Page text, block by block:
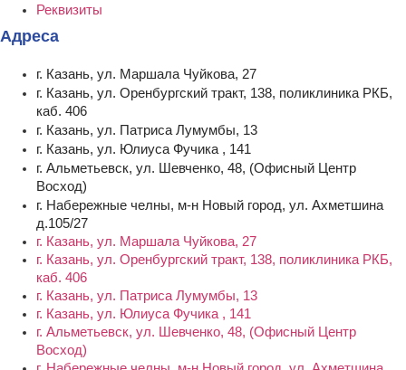
Реквизиты
Адреса
г. Казань, ул. Маршала Чуйкова, 27
г. Казань, ул. Оренбургский тракт, 138, поликлиника РКБ,
каб. 406
г. Казань, ул. Патриса Лумумбы, 13
г. Казань, ул. Юлиуса Фучика , 141
г. Альметьевск, ул. Шевченко, 48, (Офисный Центр
Восход)
г. Набережные челны, м-н Новый город, ул. Ахметшина
д.105/27
г. Казань, ул. Маршала Чуйкова, 27
г. Казань, ул. Оренбургский тракт, 138, поликлиника РКБ,
каб. 406
г. Казань, ул. Патриса Лумумбы, 13
г. Казань, ул. Юлиуса Фучика , 141
г. Альметьевск, ул. Шевченко, 48, (Офисный Центр
Восход)